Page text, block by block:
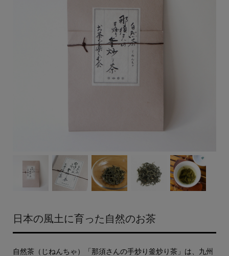
日本の風土に育った自然のお茶
自然茶（じねんちゃ）「那須さんの手炒り釜炒り茶」は、九州